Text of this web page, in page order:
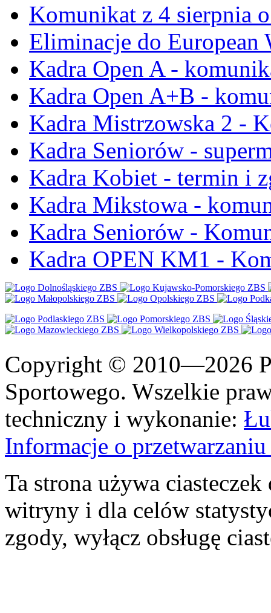
Komunikat z 4 sierpnia
Eliminacje do European
Kadra Open A -
Kadra Open A+B -
Kadra Mistrzowska 2 -
Kadra Seniorów -
Kadra Kobiet - termin i
Kadra Mikstowa -
Kadra Seniorów -
Kadra OPEN KM1 -
Copyright © 2010—2026
Sportowego. Wszelkie
techniczny i wykonanie:
Informacje o
Ta strona używa
witryny i dla celów
zgody, wyłącz obsługę